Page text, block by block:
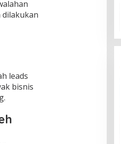
dilakukan
leads
bisnis
Tuti Ismalia Resmi Gantikan
dari Fraksi PDIP
Publik, Nusantara